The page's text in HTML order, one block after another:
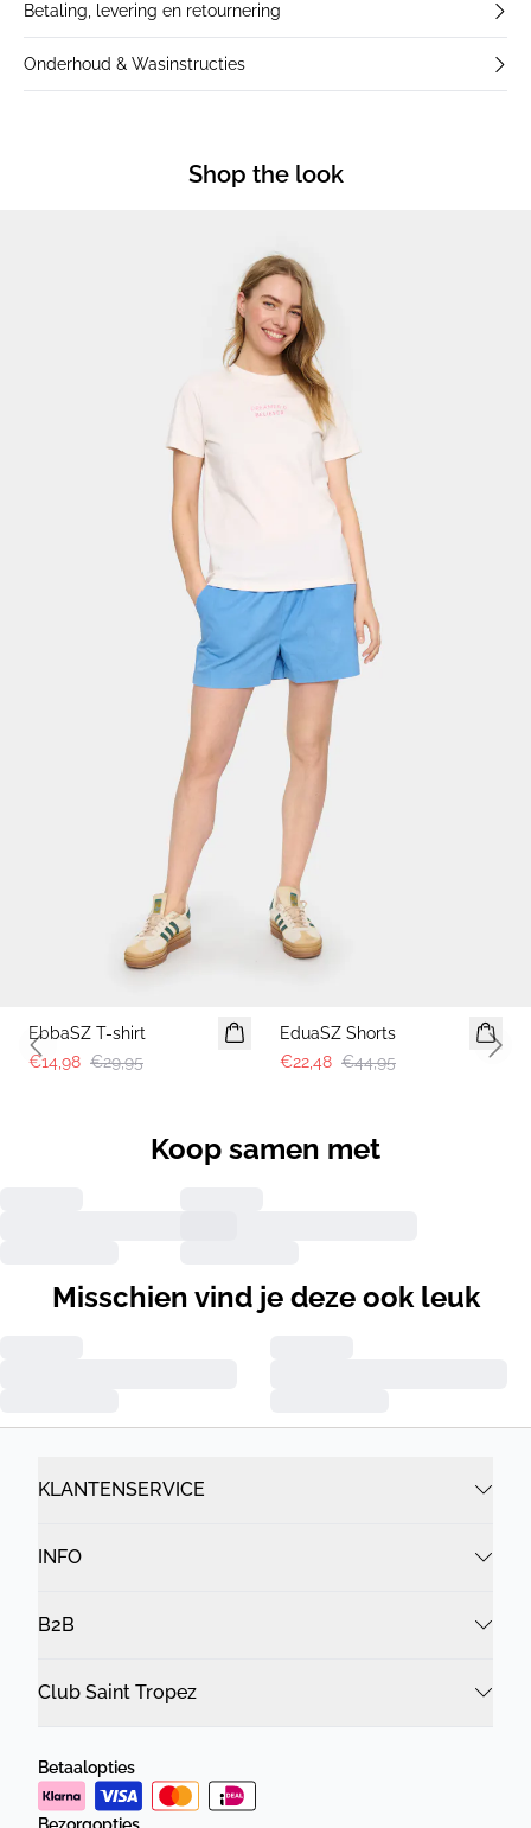
Betaling, levering en retournering
Onderhoud & Wasinstructies
Shop the look
EbbaSZ T-shirt
€14,98 €29,95
EduaSZ Shorts
€22,48 €44,95
Previous slide
Koop samen met
Misschien vind je deze ook leuk
KLANTENSERVICE
INFO
B2B
Club Saint Tropez
Betaalopties